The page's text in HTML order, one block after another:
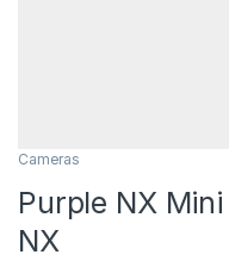
Cameras
Purple NX
NX